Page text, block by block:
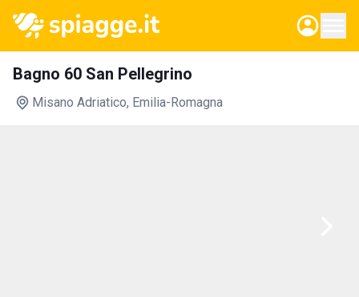
Bagno 60 San Pellegrino
Misano Adriatico, Emilia-Romagna